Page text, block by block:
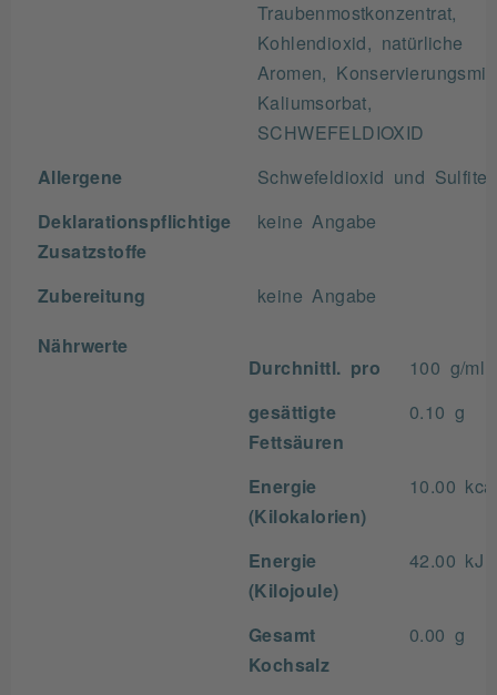
Traubenmostkonzentrat,
Kohlendioxid, natürliche
Aromen,
Kaliumsorbat,
SCHWEFELDIOXID
Allergene Schwefeldioxid und Sulfite
Deklarationspflichtige
Zusatzstoffe
keine Angabe
Zubereitung keine Angabe
Nährwerte
Durchnittl. pro
100 g/ml
gesättigte
Fettsäuren
0.10 g
Energie
(Kilokalorien)
10.00
Energie
(Kilojoule)
42.00 kJ
Gesamt
Kochsalz
0.00 g